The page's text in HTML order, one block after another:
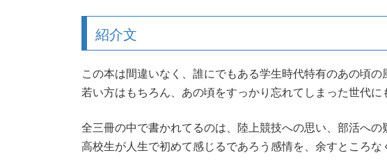
紹介文
この本は間違いなく、誰にでもある学生時代特有のあの頃の
若い方はもちろん、あの頃をすっかり忘れてしまった世代に
全三冊の中で書かれてるのは、陸上競技への思い、部活への
高校生が人生で初めて感じるであろう感情を、余すところな